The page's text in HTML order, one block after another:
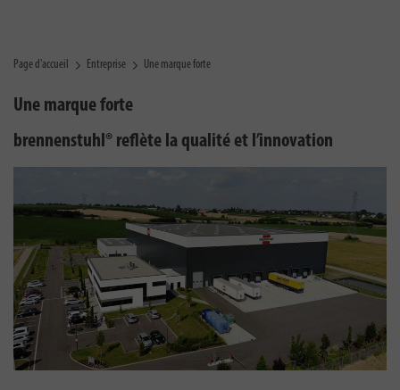
Page d'accueil Entreprise Une marque forte
Une marque forte
brennenstuhl® reflète la qualité et l’innovation